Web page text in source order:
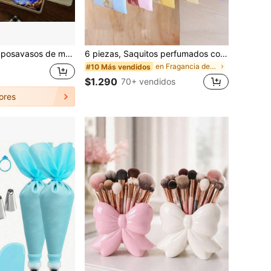
bebidas, posavasos de mesa tamaño 10*10cm/3.94*3.94in, la mejor opción para Navidad, regalo perfecto para Acción de Gracias 6 piezas, Saquitos perfumados colgantes para armario, Bolsa perfumada para eliminar olores del armario, Saquito portátil, Ambientadores para armario, Artículos del hogar, Artículos esenciales para apartamento, Suministros para volver a la escuela, Regalo de inauguración de la casa
#10 Más vendidos en Fragancia de viaje Productos de fragancias para
$1.290 70+ vendidos